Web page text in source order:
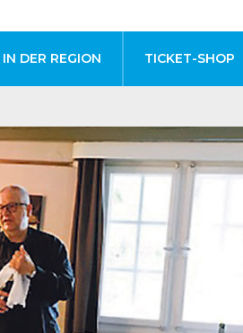
DER REGION TICKET-SHOP